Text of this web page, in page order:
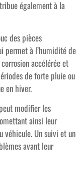
également à la
des pièces
permet à l’humidité de
accélérée et
de forte pluie ou
en hiver.
modifier les
ainsi leur
véhicule. Un suivi et un
avant leur